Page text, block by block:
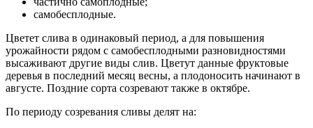
самобесплодные.
Цветет слива в одинаковый период, а для повышения
урожайности рядом с самобесплодными разновидностями
высаживают другие виды слив. Цветут данные фруктовые
деревья в последний месяц весны, а плодоносить начинают в
августе. Поздние сорта созревают также в октябре.
По периоду созревания сливы делят на: